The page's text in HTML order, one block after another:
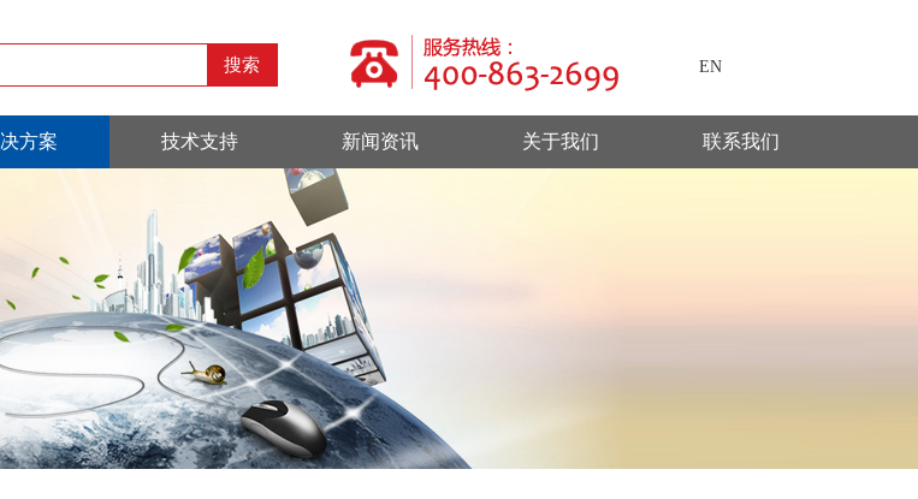
EN
方案 技术支持 新闻资讯 关于我们 联系我们